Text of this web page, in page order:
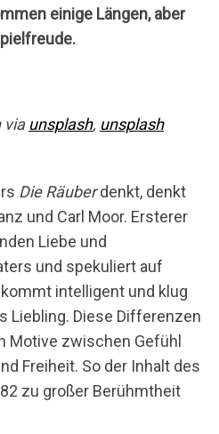
einige Längen, aber
viaunsplash, unsplash
Die Räuberdenkt, denkt
und Carl Moor. Ersterer
Liebe und
und spekuliert auf
intelligent und klug
Liebling. Diese Differenzen
Motive zwischen Gefühl
Freiheit. So der Inhalt des
zu großer Berühmtheit